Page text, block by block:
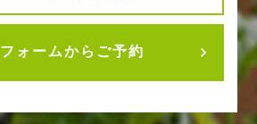
フォームからご予約